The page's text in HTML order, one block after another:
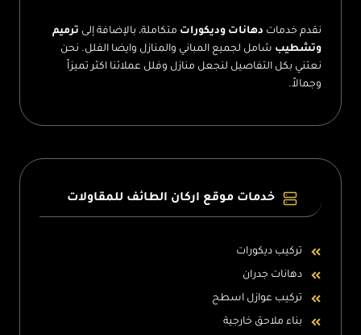
نقدم خدمات دهانات وديكورات متكاملة، بالإضافة إلى ترميم
وتشطيب شامل لجميع المباني والمنازل وايضا الفلل. نحن
نعتني بكل التفاصيل لنجعل منازل وفلل عملائنا اكثر تميزاً
وجمالاً.
خدمات موقع اركان الطائف للمقاولات
تركيب ديكورات
دهانات جدران
تركيب عوازل اسطح
بناء ملاحق خارجية